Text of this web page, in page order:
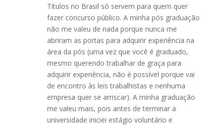
Títulos no Brasil só servem para quem quer
fazer concurso público. A minha pós graduação
não me valeu de nada porque nunca me
abriram as portas para adquirir experiência na
área da pós (uma vez que você é graduado,
mesmo querendo trabalhar de graça para
adquirir experiência, não é possível porque vai
de encontro às leis trabalhistas e nenhuma
empresa quer se arriscar). A minha graduação
me valeu mais, pois antes de terminar a
universidade iniciei estágio voluntário e